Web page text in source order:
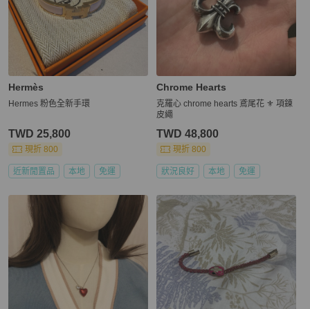
Hermès
Hermes 粉色全新手環
TWD 25,800
現折 800
近新閒置品 本地 免運
Chrome Hearts
克羅心 chrome hearts 鳶尾花 ⚜️ 項鍊
皮繩
TWD 48,800
現折 800
狀況良好 本地 免運